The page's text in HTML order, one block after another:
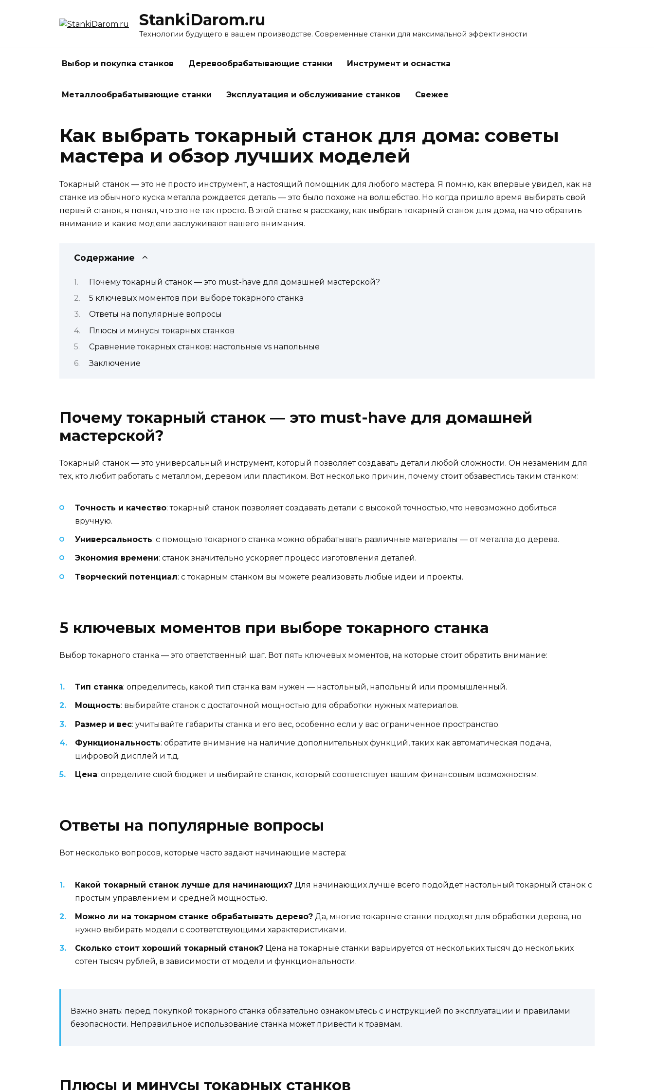
StankiDarom.ru
Технологии будущего в вашем производстве. Современные станки для максимальной эффективности
Выбор и покупка станков Деревообрабатывающие станки Инструмент и оснастка
Металлообрабатывающие станки Эксплуатация и обслуживание станков Свежее
Как выбрать токарный станок для дома: советы
мастера и обзор лучших моделей
Токарный станок — это не просто инструмент, а настоящий помощник для любого мастера. Я помню, как впервые увидел, как на
станке из обычного куска металла рождается деталь — это было похоже на волшебство. Но когда пришло время выбирать свой
первый станок, я понял, что это не так просто. В этой статье я расскажу, как выбрать токарный станок для дома, на что обратить
внимание и какие модели заслуживают вашего внимания.
Содержание
Почему токарный станок — это must-have для домашней мастерской?
5 ключевых моментов при выборе токарного станка
Ответы на популярные вопросы
Плюсы и минусы токарных станков
Сравнение токарных станков: настольные vs напольные
Заключение
Почему токарный станок — это must-have для домашней
мастерской?
Токарный станок — это универсальный инструмент, который позволяет создавать детали любой сложности. Он незаменим для
тех, кто любит работать с металлом, деревом или пластиком. Вот несколько причин, почему стоит обзавестись таким станком:
Точность и качество: токарный станок позволяет создавать детали с высокой точностью, что невозможно добиться
вручную.
Универсальность: с помощью токарного станка можно обрабатывать различные материалы — от металла до дерева.
Экономия времени: станок значительно ускоряет процесс изготовления деталей.
Творческий потенциал: с токарным станком вы можете реализовать любые идеи и проекты.
5 ключевых моментов при выборе токарного станка
Выбор токарного станка — это ответственный шаг. Вот пять ключевых моментов, на которые стоит обратить внимание:
Тип станка: определитесь, какой тип станка вам нужен — настольный, напольный или промышленный.
Мощность: выбирайте станок с достаточной мощностью для обработки нужных материалов.
Размер и вес: учитывайте габариты станка и его вес, особенно если у вас ограниченное пространство.
Функциональность: обратите внимание на наличие дополнительных функций, таких как автоматическая подача,
цифровой дисплей и т.д.
Цена: определите свой бюджет и выбирайте станок, который соответствует вашим финансовым возможностям.
Ответы на популярные вопросы
Вот несколько вопросов, которые часто задают начинающие мастера:
Какой токарный станок лучше для начинающих? Для начинающих лучше всего подойдет настольный токарный станок с
простым управлением и средней мощностью.
Можно ли на токарном станке обрабатывать дерево? Да, многие токарные станки подходят для обработки дерева, но
нужно выбирать модели с соответствующими характеристиками.
Сколько стоит хороший токарный станок? Цена на токарные станки варьируется от нескольких тысяч до нескольких
сотен тысяч рублей, в зависимости от модели и функциональности.
Важно знать: перед покупкой токарного станка обязательно ознакомьтесь с инструкцией по эксплуатации и правилами
безопасности. Неправильное использование станка может привести к травмам.
Плюсы и минусы токарных станков